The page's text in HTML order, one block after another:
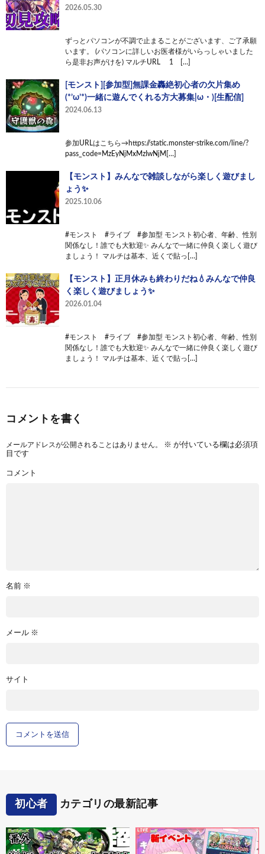
2026.05.30
ずっとパソコンが不調で止まることがございます、ご了承願
います。 (パソコンに詳しいお医者様がいらっしゃいました
ら是非お声がけを) マルチURL 1 […]
[モンスト][参加型]無課金轟絶初心者の欠片集め
(*’ω’*)一緒に遊んでくれる方大募集|ω・)[生配信]
2024.06.13
参加URLはこちら→https://static.monster-strike.com/line/?
pass_code=MzEyNjMxMzIwNjM[…]
【モンスト】みんなで雑談しながら楽しく遊びまし
ょう✨
2025.10.06
#モンスト #ライブ #参加型 モンスト初心者、年齢、性別
関係なし！誰でも大歓迎✨ みんなで一緒に仲良く楽しく遊び
ましょう！ マルチは基本、近くで貼っ[…]
【モンスト】正月休みも終わりだね💧みんなで仲良
く楽しく遊びましょう✨
2026.01.04
#モンスト #ライブ #参加型 モンスト初心者、年齢、性別
関係なし！誰でも大歓迎✨ みんなで一緒に仲良く楽しく遊び
ましょう！ マルチは基本、近くで貼っ[…]
コメントを書く
メールアドレスが公開されることはありません。 ※ が付いている欄は必須項
目です
コメント
名前 ※
メール ※
サイト
初心者 カテゴリの最新記事